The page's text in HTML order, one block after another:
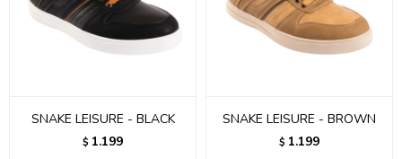
SNAKE LEISURE - BLACK
$ 1.199
SNAKE LEISURE - BROWN
$ 1.199